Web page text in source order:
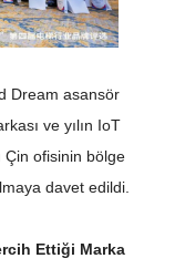
Dream asansör
ve yılın IoT
Çin ofisinin bölge
davet edildi.
Ettiği Marka